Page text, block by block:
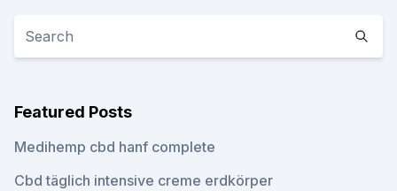
Featured Posts
Medihemp cbd hanf complete
Cbd täglich intensive creme erdkörper